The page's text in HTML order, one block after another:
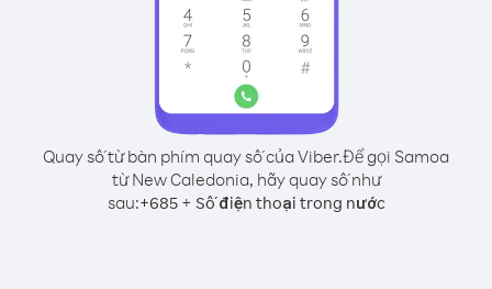
Quay số từ bàn phím quay số của Viber.Để gọi Samoa
từ New Caledonia, hãy quay số như
sau:+685+ Số điện thoại trong nước